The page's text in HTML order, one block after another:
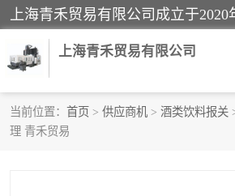
上海青禾贸易有限公司
当前位置： 首页 > 供应商机 > 酒类饮料报关
理 青禾贸易
酒类饮料报关